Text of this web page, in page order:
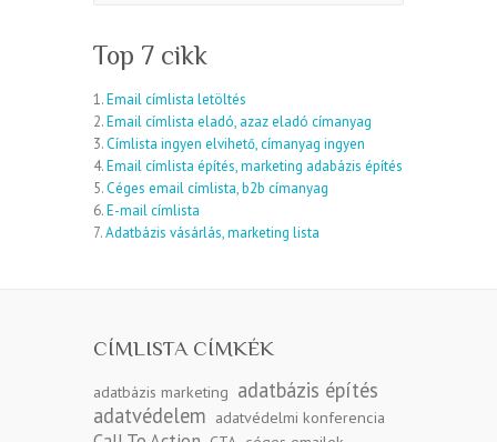
Top 7 cikk
1.Email címlista letöltés
2.Email címlista eladó, azaz eladó címanyag
3.Címlista ingyen elvihető, címanyag ingyen
4.Email címlista építés, marketing adabázis építés
5.Céges email címlista, b2b címanyag
6.E-mail címlista
7.Adatbázis vásárlás, marketing lista
CÍMLISTA CÍMKÉK
adatbázis marketing adatbázis építés
adatvédelem adatvédelmi konferencia